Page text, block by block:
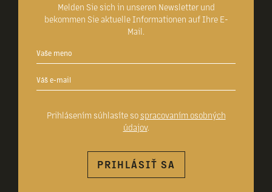
Melden Sie sich in unseren Newsletter und
bekommen Sie aktuelle Informationen auf Ihre E-
Mail.
Prihlásením súhlasíte so spracovaním osobných
údajov.
PRIHLÁSIŤ SA